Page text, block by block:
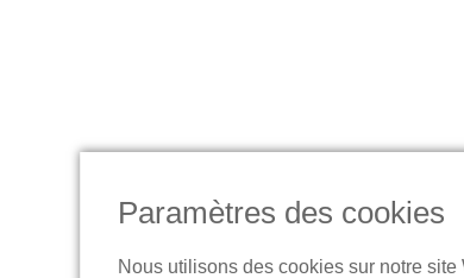
Paramètres des cookies
Nous utilisons des cookies sur notre